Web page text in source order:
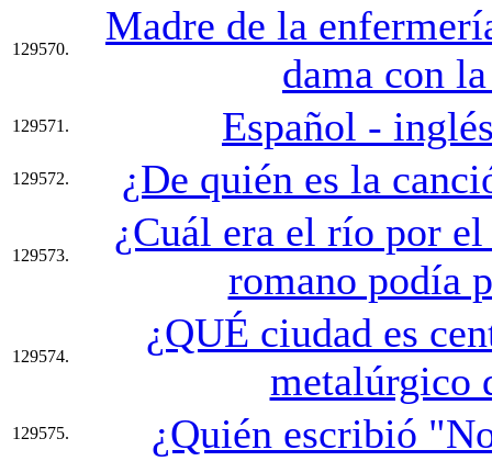
129570.
Madre de la
dama con
129571. Español -
129572. ¿De quién es la
129573.
¿Cuál era el río por
romano podía
129574.
¿QUÉ ciudad es
metalúrgico
129575. ¿Quién escribió